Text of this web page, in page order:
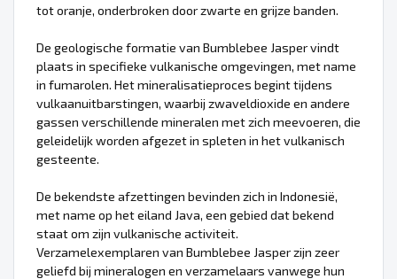
tot oranje, onderbroken door zwarte en grijze banden.
De geologische formatie van Bumblebee Jasper vindt
plaats in specifieke vulkanische omgevingen, met name
in fumarolen. Het mineralisatieproces begint tijdens
vulkaanuitbarstingen, waarbij zwaveldioxide en andere
gassen verschillende mineralen met zich meevoeren, die
geleidelijk worden afgezet in spleten in het vulkanisch
gesteente.
De bekendste afzettingen bevinden zich in Indonesië,
met name op het eiland Java, een gebied dat bekend
staat om zijn vulkanische activiteit.
Verzamelexemplaren van Bumblebee Jasper zijn zeer
geliefd bij mineralogen en verzamelaars vanwege hun